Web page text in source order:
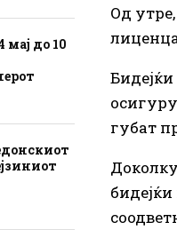
Од
губат
мај до 10